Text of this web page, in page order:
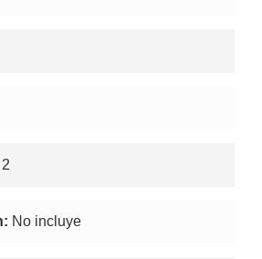
2
No incluye